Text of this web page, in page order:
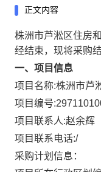
正文内容
株洲市芦淞区住房
经结束，现将采购
一、项目信息
项目名称:株洲市芦
项目编号:
项目联系人:赵余辉
项目联系电话:/
采购计划信息：